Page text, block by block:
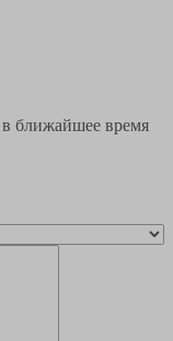
ближайшее время